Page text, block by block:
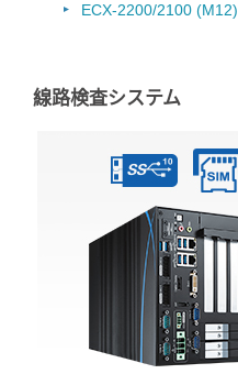
ECX-2200/2100 (M12)
線路検査システム